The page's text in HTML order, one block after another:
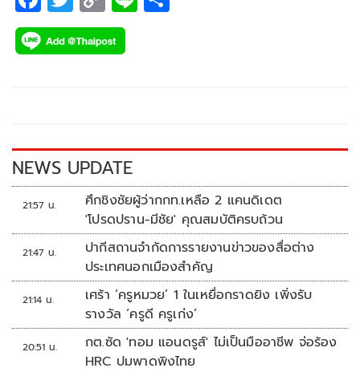
ac
e
k
wi
tt
o
p
k
NEWS UPDATE
21:57 น.
ศึกชิงชัยผู้ว่ากกท.เหลือ 2 แคนดิเดต
'โปรดปราน-มีชัย' คุณสมบัติครบถ้วน
21:47 น.
ปากีสถานจำกัดการรายงานข่าวของสื่อต่าง
ประเทศนอกเมืองสำคัญ
21:14 น.
เศร้า ‘ครูหมวย’ 1 ในเหยื่อกราดยิง เพิ่งรับ
รางวัล ‘ครูดี ครูเก่ง’
20:51 น.
กต.ซัด 'ทอม แอนดรูส์' ไม่เป็นมืออาชีพ จ่อร้อง
HRC ปมพาดพิงไทย